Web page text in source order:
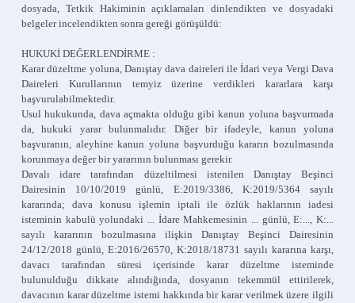
dosyada, Tetkik Hakiminin açıklamaları dinlendikten ve dosyadaki
belgeler incelendikten sonra gereği görüşüldü:
HUKUKİ DEĞERLENDİRME :
Karar düzeltme yoluna, Danıştay dava daireleri ile İdari veya Vergi Dava
Daireleri Kurullarının temyiz üzerine verdikleri kararlara karşı
başvurulabilmektedir.
Usul hukukunda, dava açmakta olduğu gibi kanun yoluna başvurmada
da, hukuki yarar bulunmalıdır. Diğer bir ifadeyle, kanun yoluna
başvuranın, aleyhine kanun yoluna başvurduğu kararın bozulmasında
korunmaya değer bir yararının bulunması gerekir.
Davalı idare tarafından düzeltilmesi istenilen Danıştay Beşinci
Dairesinin 10/10/2019 günlü, E:2019/3386, K:2019/5364 sayılı
kararında; dava konusu işlemin iptali ile özlük haklarının iadesi
isteminin kabulü yolundaki ... İdare Mahkemesinin ... günlü, E:..., K:...
sayılı kararının bozulmasına ilişkin Danıştay Beşinci Dairesinin
24/12/2018 günlü, E:2016/26570, K:2018/18731 sayılı kararına karşı,
davacı tarafından süresi içerisinde karar düzeltme isteminde
bulunulduğu dikkate alındığında, dosyanın tekemmül ettirilerek,
davacının karar düzeltme istemi hakkında bir karar verilmek üzere ilgili